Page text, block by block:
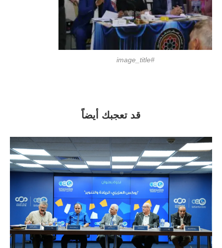
#image_title
قد تعجبك أيضاً